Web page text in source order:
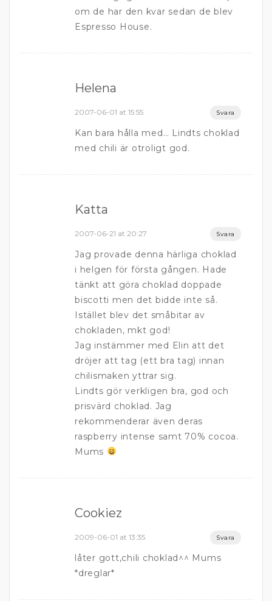
om de har den kvar sedan de blev
Espresso House.
Helena
2007-06-01 at 15:55 Svara
Kan bara hålla med… Lindts choklad
med chili är otroligt god.
Katta
2007-06-21 at 20:27 Svara
Jag provade denna härliga choklad
i helgen för första gången. Hade
tänkt att göra choklad doppade
biscotti men det bidde inte så.
Istället blev det småbitar av
chokladen, mkt god!
Jag instämmer med Elin att det
dröjer att tag (ett bra tag) innan
chilismaken yttrar sig.
Lindts gör verkligen bra, god och
prisvärd choklad. Jag
rekommenderar även deras
raspberry intense samt 70% cocoa.
Mums
Cookiez
2009-06-01 at 13:35 Svara
låter gott,chili choklad^^ Mums
*dreglar*